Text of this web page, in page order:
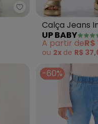
Pulla Bulla - Calça
Calça Jeans
Faixa (Azul)
UP BABY
A partir deR$
ou 2x de R$
-60%